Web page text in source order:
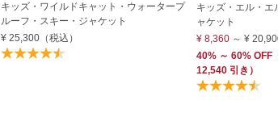
キッズ・ワイルドキャット・ウォータープ
ルーフ・スキー・ジャケット
¥ 25,300（税込）
キッズ・エル・エ
ャケット
¥ 8,360 ～¥
40% ～ 60% OFF
12,540 引き）